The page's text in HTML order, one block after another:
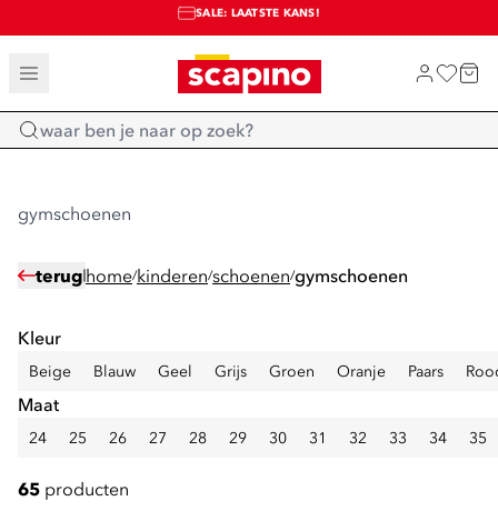
TOT 70% KORTING OP SALE
SALE: LAATSTE KANS!
SHOP NIEUW
Home
gymschoenen
terug home/kinderen/schoenen/gymschoenen
Kleur
Beige Blauw Geel Grijs Groen Oranje Paars
Maat
24 25 26 27 28 29 30 31 32 33 34 35
65 producten